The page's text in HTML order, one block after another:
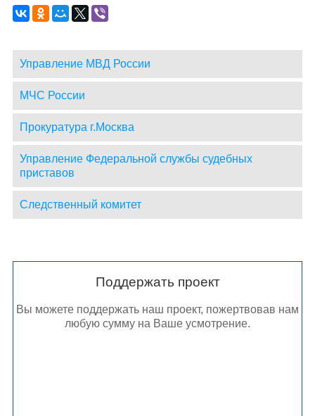
Управление МВД России
МЧС России
Прокуратура г.Москва
Управление Федеральной службы судебных
приставов
Следственный комитет
Поддержать проект
Вы можете поддержать наш проект, пожертвовав нам
любую сумму на Ваше усмотрение.